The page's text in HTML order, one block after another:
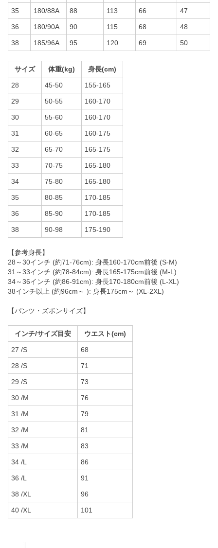
35 180/88A 88 113 66 47
36 180/90A 90 115 68 48
38 185/96A 95 120 69 50
サイズ 体重(kg) 身長(cm)
28 45-50 155-165
29 50-55 160-170
30 55-60 160-170
31 60-65 160-175
32 65-70 165-175
33 70-75 165-180
34 75-80 165-180
35 80-85 170-185
36 85-90 170-185
38 90-98 175-190
【参考身長】
28～30インチ (約71-76cm): 身長160-170cm前後 (S-M)
31～33インチ (約78-84cm): 身長165-175cm前後 (M-L)
34～36インチ (約86-91cm): 身長170-180cm前後 (L-XL)
38インチ以上 (約96cm～ ): 身長175cm～ (XL-2XL)
【パンツ・ズボンサイズ】
インチ/サイズ目安 ウエスト(cm)
27 /S 68
28 /S 71
29 /S 73
30 /M 76
31 /M 79
32 /M 81
33 /M 83
34 /L 86
36 /L 91
38 /XL 96
40 /XL 101